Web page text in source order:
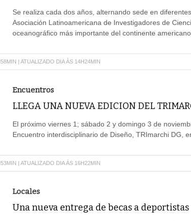
Se realiza cada dos años, alternando sede en
Asociación Latinoamericana de Investigadores de
oceanográfico más importante del continente americano.
| ATUALIZADO DIA ÀS 14H24MIN
Encuentros
LLEGA UNA NUEVA EDICION DEL
El próximo viernes 1; sábado 2 y domingo 3 de
Encuentro interdisciplinario de Diseño, TRImarchi DG,
| ATUALIZADO DIA ÀS 16H22MIN
Locales
Una nueva entrega de becas a